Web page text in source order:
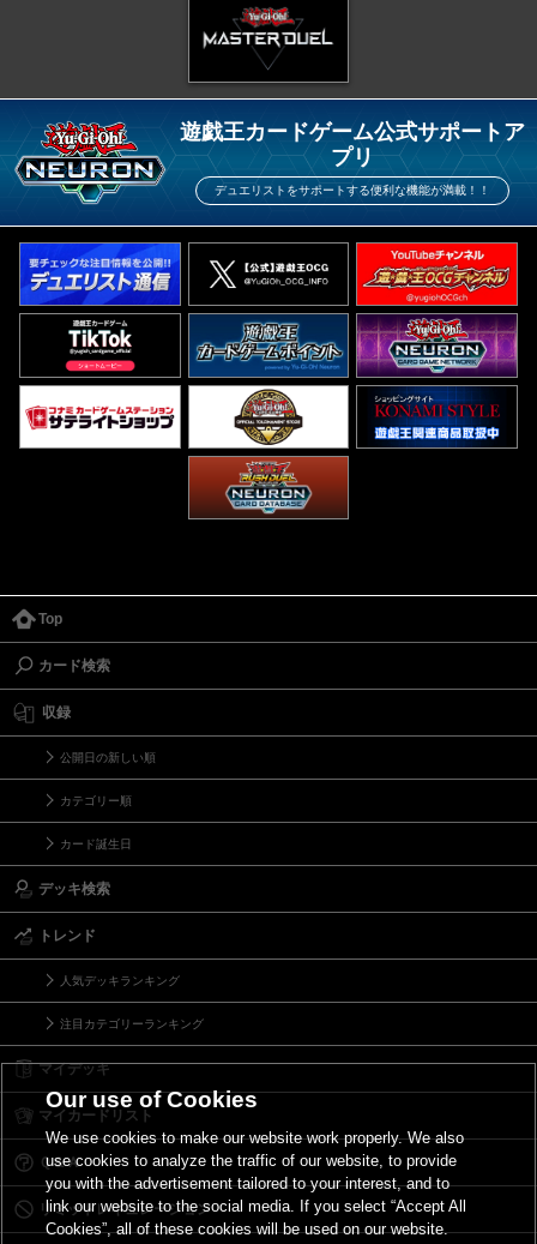
遊戯王カードゲーム公式サポートア
プリ
デュエリストをサポートする便利な機能が満載！！
Top
カード検索
収録
公開日の新しい順
カテゴリー順
カード誕生日
デッキ検索
トレンド
人気デッキランキング
注目カテゴリーランキング
マイデッキ
マイカードリスト
Ｑ＆Ａ
リミットレギュレーション
Our use of Cookies
We use cookies to make our website work properly. We also
use cookies to analyze the traffic of our website, to provide
you with the advertisement tailored to your interest, and to
link our website to the social media. If you select “Accept All
Cookies”, all of these cookies will be used on our website.